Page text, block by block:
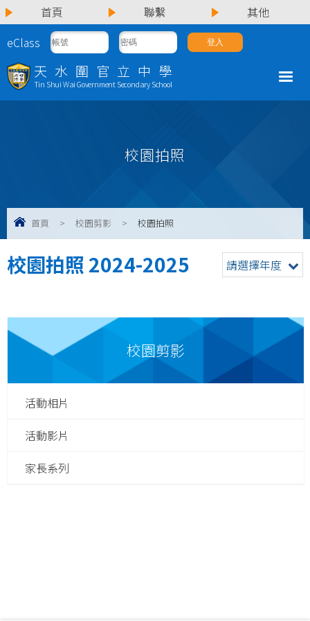
天水圍官立中學
Tin Shui Wai Government Secondary School
首頁 聯繫
其他
eClass
校園拍照
首頁 > 校園剪影 > 校園拍照
校園拍照 2024-2025 請選擇年度
校園剪影
活動相片
活動影片
家長系列